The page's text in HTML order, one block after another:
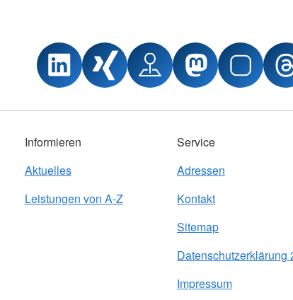
Informieren
Aktuelles
Leistungen von A-Z
Service
Adressen
Kontakt
Sitemap
Datenschutzerklärung
Impressum